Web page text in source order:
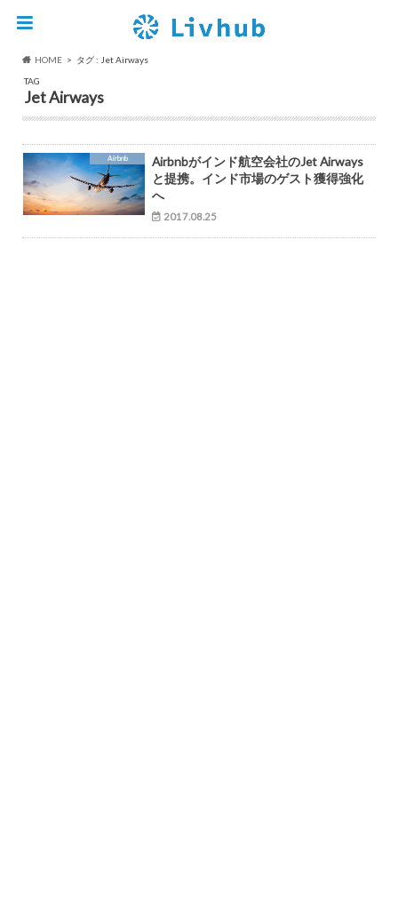
HOME
タグ : Jet Airways
TAG
Jet Airways
Airbnb
Airbnbがインド航空会社のJet Airways
と提携。インド市場のゲスト獲得強化
へ
2017.08.25